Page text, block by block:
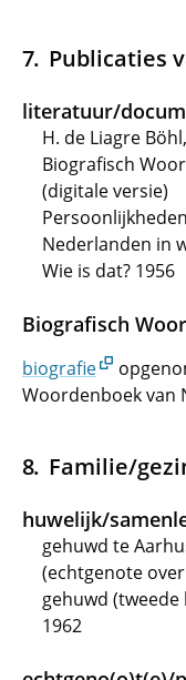
Publicaties
literatuur/
H. de Liagre
Biografisch
(digitale versie)
Nederlanden in
Wie is dat? 1956
Biografisch
biografie
Woordenboek van
Familie/
huwelijk/
gehuwd te
(echtgenote
gehuwd
1962